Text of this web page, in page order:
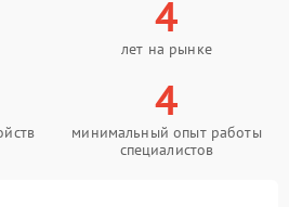
4
лет на рынке
4
минимальный опыт работы
специалистов